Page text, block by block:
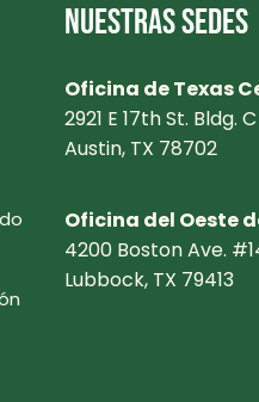
NUESTRAS SEDES
Oficina de Texas
2921 E 17th St. Bldg. C
Austin, TX 78702
Oficina del Oeste
4200 Boston Ave.
Lubbock, TX 79413